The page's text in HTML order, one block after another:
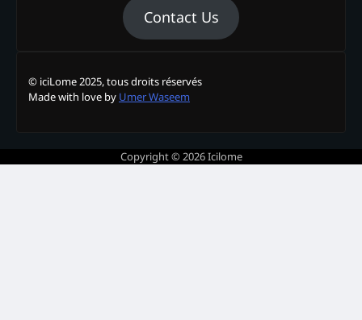
Contact Us
© iciLome 2025, tous droits réservés
Made with love by Umer Waseem
Copyright © 2026Icilome